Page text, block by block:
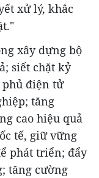
xử lý, khắc
xây dựng bộ
siết chặt kỷ
điện tử
tăng
cao hiệu quả
tế, giữ vững
phát triển; đẩy
tăng cường